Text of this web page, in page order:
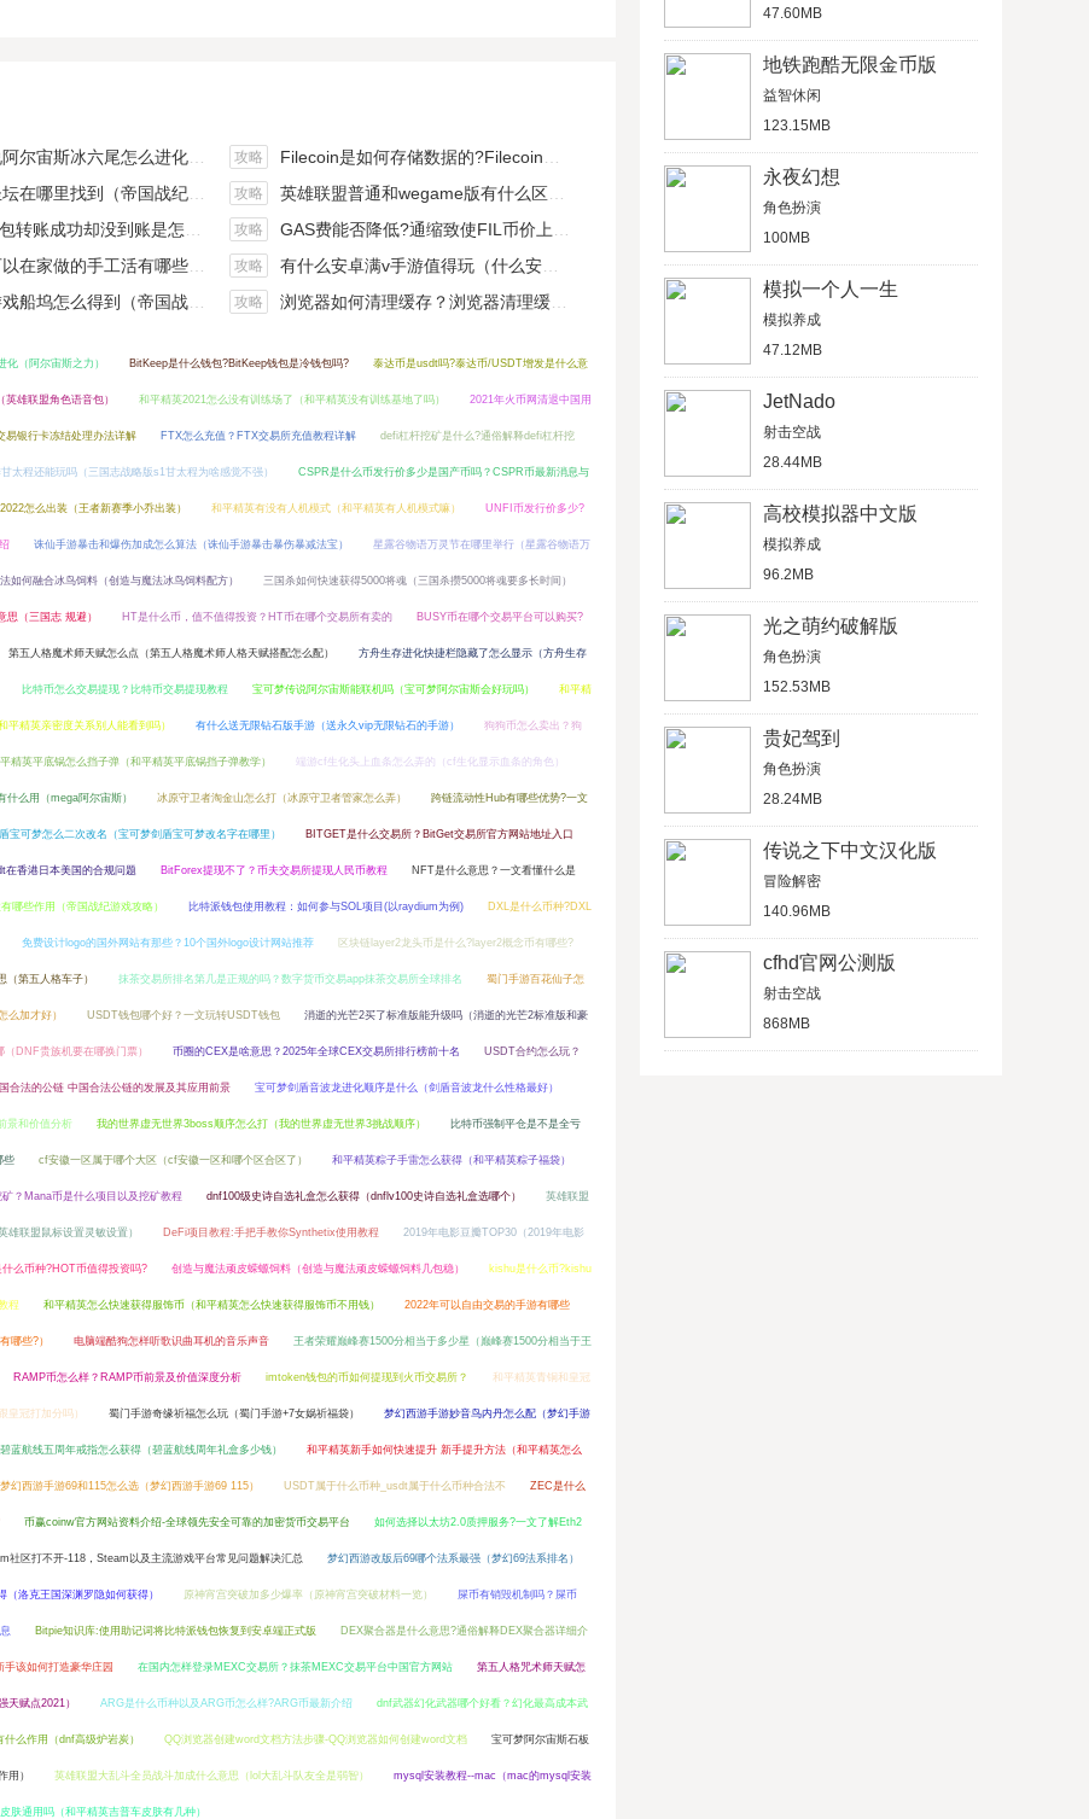
冰六尾怎么进化（宝可梦冰六尾怎么得） 攻略 Filecoin是如何存储数据的?Filecoin的价值体现和未来前景分析
哪里找到（帝国战纪游戏攻略） 攻略 英雄联盟普通和wegame版有什么区别（英雄联盟wegame版和英雄联盟）
账成功却没到账是怎么回事? 攻略 GAS费能否降低?通缩致使FIL币价上涨,近看1000U
手工活有哪些？四个可以操作的小项目真是可靠 攻略 有什么安卓满v手游值得玩（什么安卓手游好玩）
怎么得到（帝国战纪战役攻略） 攻略 浏览器如何清理缓存？浏览器清理缓存快捷键
化（阿尔宙斯之力） BitKeep是什么钱包?BitKeep钱包是冷钱包吗? 泰达币是usdt吗?泰达币/USDT增发是什么意
英雄联盟角色语音包） 和平精英2021怎么没有训练场了（和平精英没有训练基地了吗） 2021年火币网清退中国用
易银行卡冻结处理办法详解 FTX怎么充值？FTX交易所充值教程详解 defi杠杆挖矿是什么?通俗解释defi杠杆挖
太程还能玩吗（三国志战略版s1甘太程为啥感觉不强） CSPR是什么币发行价多少是国产币吗？CSPR币最新消息与
怎么出装（王者新赛季小乔出装） 和平精英有没有人机模式（和平精英有人机模式嘛） UNFI币发行价多少?
诛仙手游暴击和爆伤加成怎么算法（诛仙手游暴击暴伤暴减法宝） 星露谷物语万灵节在哪里举行（星露谷物语万
如何融合冰鸟饲料（创造与魔法冰鸟饲料配方） 三国杀如何快速获得5000将魂（三国杀攒5000将魂要多长时间）
思（三国志 规避） HT是什么币，值不值得投资？HT币在哪个交易所有卖的 BUSY币在哪个交易平台可以购买?
第五人格魔术师天赋怎么点（第五人格魔术师人格天赋搭配怎么配） 方舟生存进化快捷栏隐藏了怎么显示（方舟生存
比特币怎么交易提现？比特币交易提现教程 宝可梦传说阿尔宙斯能联机吗（宝可梦阿尔宙斯会好玩吗） 和平精
平精英亲密度关系别人能看到吗） 有什么送无限钻石版手游（送永久vip无限钻石的手游） 狗狗币怎么卖出？狗
精英平底锅怎么挡子弹（和平精英平底锅挡子弹教学） 端游cf生化头上血条怎么弄的（cf生化显示血条的角色）
什么用（mega阿尔宙斯） 冰原守卫者淘金山怎么打（冰原守卫者管家怎么弄） 跨链流动性Hub有哪些优势?一文
宝可梦怎么二次改名（宝可梦剑盾宝可梦改名字在哪里） BITGET是什么交易所？BitGet交易所官方网站地址入口
在香港日本美国的合规问题 BitForex提现不了？币夫交易所提现人民币教程 NFT是什么意思？一文看懂什么是
哪些作用（帝国战纪游戏攻略） 比特派钱包使用教程：如何参与SOL项目(以raydium为例) DXL是什么币种?DXL
免费设计logo的国外网站有那些？10个国外logo设计网站推荐 区块链layer2龙头币是什么?layer2概念币有哪些?
（第五人格车子） 抹茶交易所排名第几是正规的吗？数字货币交易app抹茶交易所全球排名 蜀门手游百花仙子怎
么加才好） USDT钱包哪个好？一文玩转USDT钱包 消逝的光芒2买了标准版能升级吗（消逝的光芒2标准版和豪
DNF贵族机要在哪换门票） 币圈的CEX是啥意思？2025年全球CEX交易所排行榜前十名 USDT合约怎么玩？
合法的公链 中国合法公链的发展及其应用前景 宝可梦剑盾音波龙进化顺序是什么（剑盾音波龙什么性格最好）
景和价值分析 我的世界虚无世界3boss顺序怎么打（我的世界虚无世界3挑战顺序） 比特币强制平仓是不是全亏
些 cf安徽一区属于哪个大区（cf安徽一区和哪个区合区了） 和平精英粽子手雷怎么获得（和平精英粽子福袋）
？Mana币是什么项目以及挖矿教程 dnf100级史诗自选礼盒怎么获得（dnflv100史诗自选礼盒选哪个） 英雄联盟
雄联盟鼠标设置灵敏设置） DeFi项目教程:手把手教你Synthetix使用教程 2019年电影豆瓣TOP30（2019年电影
什么币种?HOT币值得投资吗? 创造与魔法顽皮蝾螈饲料（创造与魔法顽皮蝾螈饲料几包稳） kishu是什么币?kishu
程 和平精英怎么快速获得服饰币（和平精英怎么快速获得服饰币不用钱） 2022年可以自由交易的手游有哪些
哪些?） 电脑端酷狗怎样听歌识曲耳机的音乐声音 王者荣耀巅峰赛1500分相当于多少星（巅峰赛1500分相当于王
RAMP币怎么样？RAMP币前景及价值深度分析 imtoken钱包的币如何提现到火币交易所？ 和平精英青铜和皇冠
皇冠打加分吗） 蜀门手游奇缘祈福怎么玩（蜀门手游+7女娲祈福袋） 梦幻西游手游妙音鸟内丹怎么配（梦幻手游
碧蓝航线五周年戒指怎么获得（碧蓝航线周年礼盒多少钱） 和平精英新手如何快速提升 新手提升方法（和平精英怎么
梦幻西游手游69和115怎么选（梦幻西游手游69 115） USDT属于什么币种_usdt属于什么币种合法不 ZEC是什么
币赢coinw官方网站资料介绍-全球领先安全可靠的加密货币交易平台 如何选择以太坊2.0质押服务?一文了解Eth2
社区打不开-118，Steam以及主流游戏平台常见问题解决汇总 梦幻西游改版后69哪个法系最强（梦幻69法系排名）
（洛克王国深渊罗隐如何获得） 原神宵宫突破加多少爆率（原神宵宫突破材料一览） 屎币有销毁机制吗？屎币
Bitpie知识库:使用助记词将比特派钱包恢复到安卓端正式版 DEX聚合器是什么意思?通俗解释DEX聚合器详细介
手该如何打造豪华庄园 在国内怎样登录MEXC交易所？抹茶MEXC交易平台中国官方网站 第五人格咒术师天赋怎
天赋点2021） ARG是什么币种以及ARG币怎么样?ARG币最新介绍 dnf武器幻化武器哪个好看？幻化最高成本武
么作用（dnf高级炉岩炭） QQ浏览器创建word文档方法步骤-QQ浏览器如何创建word文档 宝可梦阿尔宙斯石板
用） 英雄联盟大乱斗全员战斗加成什么意思（lol大乱斗队友全是弱智） mysql安装教程--mac（mac的mysql安装
肤通用吗（和平精英吉普车皮肤有几种）
47.60MB
地铁跑酷无限金币版
益智休闲
123.15MB
永夜幻想
角色扮演
100MB
模拟一个人一生
模拟养成
47.12MB
JetNado
射击空战
28.44MB
高校模拟器中文版
模拟养成
96.2MB
光之萌约破解版
角色扮演
152.53MB
贵妃驾到
角色扮演
28.24MB
传说之下中文汉化版
冒险解密
140.96MB
cfhd官网公测版
射击空战
868MB